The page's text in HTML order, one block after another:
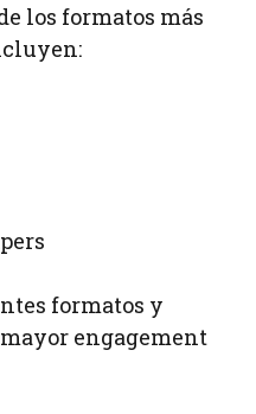
los formatos más
formatos y
engagement